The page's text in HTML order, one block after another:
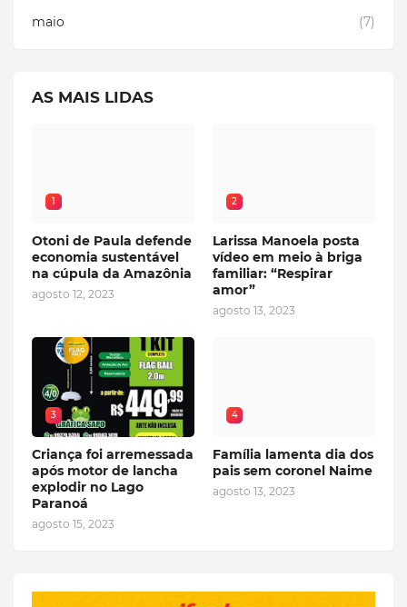
maio
(7)
AS MAIS LIDAS
1
Otoni de Paula defende
economia sustentável
na cúpula da Amazônia
agosto 12, 2023
2
Larissa Manoela posta
vídeo em meio à briga
familiar: “Respirar
amor”
agosto 13, 2023
3
Criança foi arremessada
após motor de lancha
explodir no Lago
Paranoá
agosto 15, 2023
4
Família lamenta dia dos
pais sem coronel Naime
agosto 13, 2023